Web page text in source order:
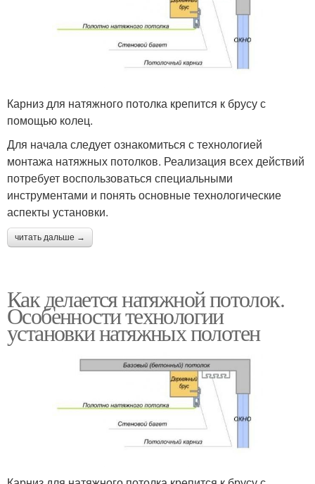
Карниз для натяжного потолка крепится к брусу с
помощью колец.
Для начала следует ознакомиться с технологией
монтажа натяжных потолков. Реализация всех действий
потребует воспользоваться специальными
инструментами и понять основные технологические
аспекты установки.
читать дальше →
Как делается натяжной потолок.
Особенности технологии
установки натяжных полотен